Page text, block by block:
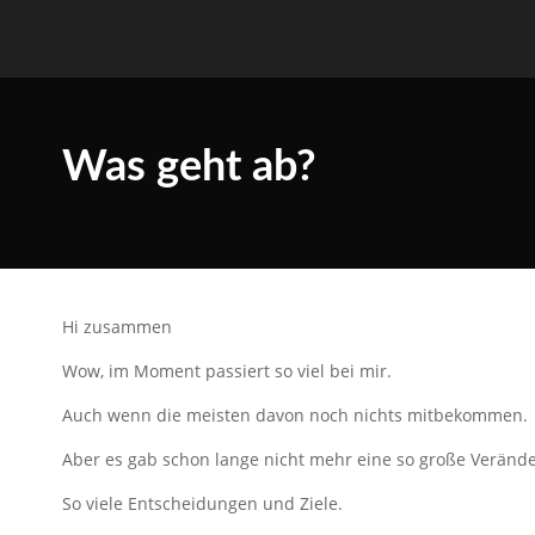
Was geht ab?
Hi zusammen
Wow, im Moment passiert so viel bei mir.
Auch wenn die meisten davon noch nichts mitbekommen.
Aber es gab schon lange nicht mehr eine so große
So viele Entscheidungen und Ziele.